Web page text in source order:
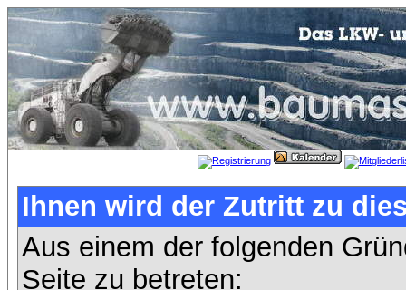
Ihnen wird der Zutritt zu
Aus einem der folgenden
Seite zu betreten: